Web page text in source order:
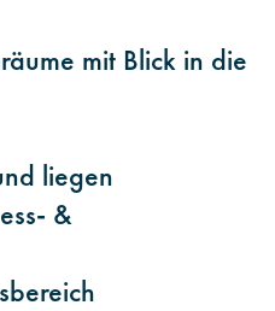
mit Blick in die
liegen
&